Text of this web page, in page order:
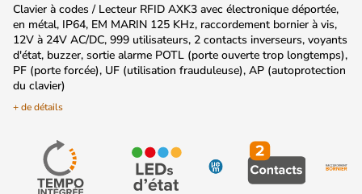
Clavier à codes / Lecteur RFID AXK3 avec électronique déportée,
en métal, IP64, EM MARIN 125 KHz, raccordement bornier à vis,
12V à 24V AC/DC, 999 utilisateurs, 2 contacts inverseurs, voyants
d'état, buzzer, sortie alarme POTL (porte ouverte trop longtemps),
PF (porte forcée), UF (utilisation frauduleuse), AP (autoprotection
du clavier)
+ de détails